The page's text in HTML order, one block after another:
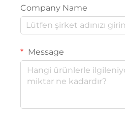
Company Name
Message